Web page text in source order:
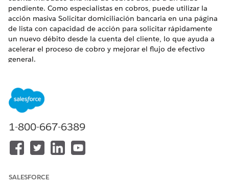
pendiente. Como especialistas en cobros, puede utilizar la
acción masiva Solicitar domiciliación bancaria en una página
de lista con capacidad de acción para solicitar rápidamente
un nuevo débito desde la cuenta del cliente, lo que ayuda a
acelerar el proceso de cobro y mejorar el flujo de efectivo
general.
Disponible en: Lightning Experience
PERMISOS DE USUARIO NECESARIOS
un plan de cobro:
1-800-667-6389
SALESFORCE